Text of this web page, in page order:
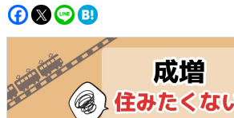
Facebook
Twitter
Line